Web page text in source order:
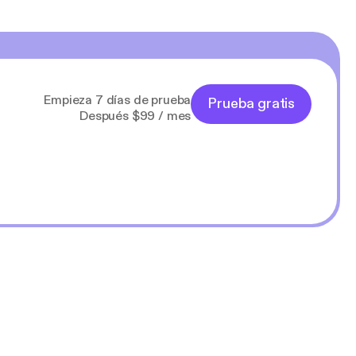
Empieza 7 días de prueba
Después $99 / mes
Prueba gratis